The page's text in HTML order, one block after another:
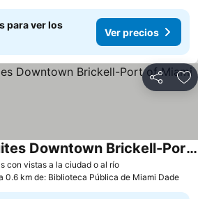
para ver los
Ver precios
Compartir
con vistas a la ciudad o al ríoVer precios
Comfort Inn & Suites Downtown Brickell-Port of Miami
0.6 km de: Biblioteca Pública de Miami Dade